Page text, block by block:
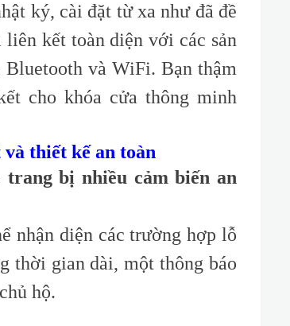
ký, cài đặt từ xa như đã đề
kết toàn diện với các sản
Bluetooth và WiFi. Bạn thậm
cho khóa cửa thông minh
thiết kế an toàn
bị nhiều cảm biến an
nhận diện các trường hợp lỗ
thời gian dài, một thông báo
hộ.